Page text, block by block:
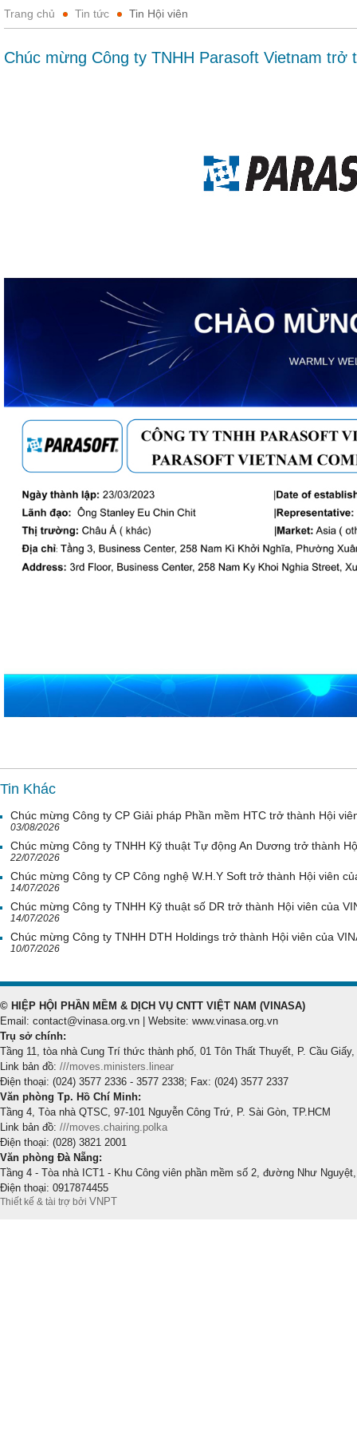
Trang chủ Tin tức Tin Hội viên
Chúc mừng Công ty TNHH Parasoft Vietnam trở
Tin Khác
Chúc mừng Công ty CP Giải pháp Phần mềm HTC trở thành Hội
03/08/2026
Chúc mừng Công ty TNHH Kỹ thuật Tự động An Dương trở thành
22/07/2026
Chúc mừng Công ty CP Công nghệ W.H.Y Soft trở thành Hội viên
14/07/2026
Chúc mừng Công ty TNHH Kỹ thuật số DR trở thành Hội viên của
14/07/2026
Chúc mừng Công ty TNHH DTH Holdings trở thành Hội viên của
10/07/2026
© HIỆP HỘI PHẦN MỀM & DỊCH VỤ CNTT VIỆT NAM (VINASA)
Email: contact@vinasa.org.vn | Website: www.vinasa.org.vn
Trụ sở chính:
Tầng 11, tòa nhà Cung Trí thức thành phố, 01 Tôn Thất Thuyết, P. Cầu Giấy,
Link bản đồ: ///moves.ministers.linear
Điện thoại: (024) 3577 2336 - 3577 2338; Fax: (024) 3577 2337
Văn phòng Tp. Hồ Chí Minh:
Tầng 4, Tòa nhà QTSC, 97-101 Nguyễn Công Trứ, P. Sài Gòn, TP.HCM
Link bản đồ: ///moves.chairing.polka
Điện thoại: (028) 3821 2001
Văn phòng Đà Nẵng:
Tầng 4 - Tòa nhà ICT1 - Khu Công viên phần mềm số 2, đường Như
Điện thoại: 0917874455
Thiết kế & tài trợ bởi VNPT